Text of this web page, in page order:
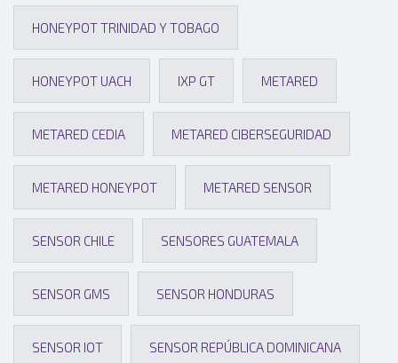
HONEYPOT TRINIDAD Y TOBAGO
HONEYPOT UACH IXP GT METARED
METARED CEDIA METARED CIBERSEGURIDAD
METARED HONEYPOT METARED SENSOR
SENSOR CHILE SENSORES GUATEMALA
SENSOR GMS SENSOR HONDURAS
SENSOR IOT SENSOR REPÚBLICA DOMINICANA